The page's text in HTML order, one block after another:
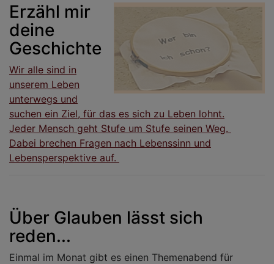
Erzähl mir
deine
Geschichte
Wir alle sind in
unserem Leben
unterwegs und
suchen ein Ziel, für das es sich zu Leben lohnt.
Jeder Mensch geht Stufe um Stufe seinen Weg.
Dabei brechen Fragen nach Lebenssinn und
Lebensperspektive auf.
Über Glauben lässt sich
reden...
Einmal im Monat gibt es einen Themenabend für